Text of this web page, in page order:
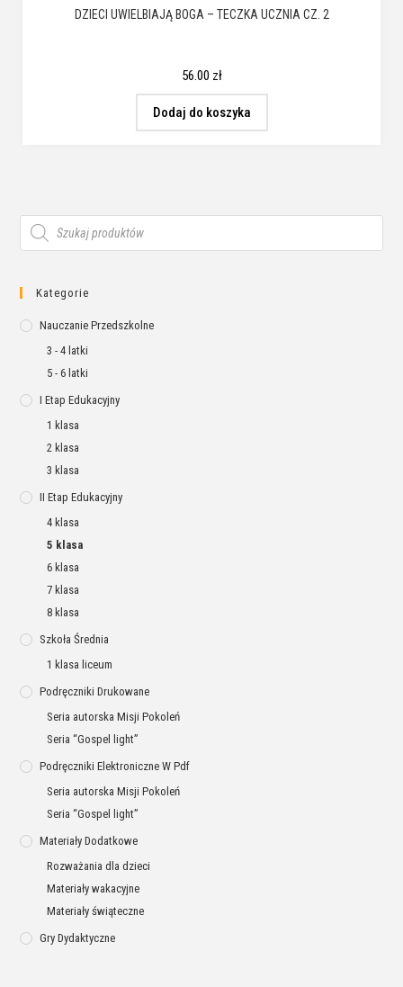
DZIECI UWIELBIAJĄ BOGA – TECZKA UCZNIA CZ. 2
56.00 zł
Dodaj do koszyka
Kategorie
Nauczanie Przedszkolne
3 - 4 latki
5 - 6 latki
I Etap Edukacyjny
1 klasa
2 klasa
3 klasa
II Etap Edukacyjny
4 klasa
5 klasa
6 klasa
7 klasa
8 klasa
Szkoła Średnia
1 klasa liceum
Podręczniki Drukowane
Seria autorska Misji Pokoleń
Seria “Gospel light”
Podręczniki Elektroniczne W Pdf
Seria autorska Misji Pokoleń
Seria “Gospel light”
Materiały Dodatkowe
Rozważania dla dzieci
Materiały wakacyjne
Materiały świąteczne
Gry Dydaktyczne